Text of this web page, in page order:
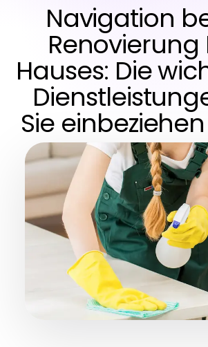
Navigation
Renovierung
Hauses: Die
Sie